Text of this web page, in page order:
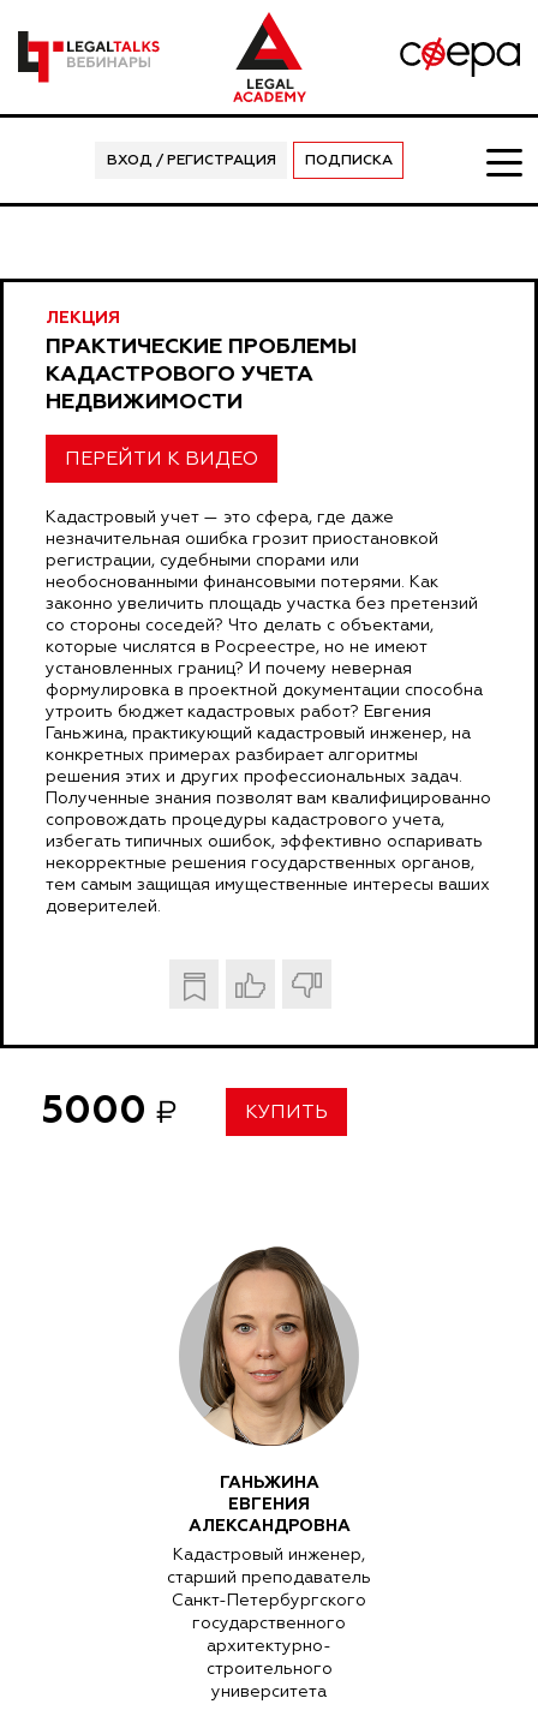
ВХОД / РЕГИСТРАЦИЯ ПОДПИСКА
ЛЕКЦИЯ
ПРАКТИЧЕСКИЕ ПРОБЛЕМЫ
КАДАСТРОВОГО УЧЕТА
НЕДВИЖИМОСТИ
ПЕРЕЙТИ К ВИДЕО
Кадастровый учет — это сфера, где даже
незначительная ошибка грозит приостановкой
регистрации, судебными спорами или
необоснованными финансовыми потерями. Как
законно увеличить площадь участка без претензий
со стороны соседей? Что делать с объектами,
которые числятся в Росреестре, но не имеют
установленных границ? И почему неверная
формулировка в проектной документации способна
утроить бюджет кадастровых работ? Евгения
Ганьжина, практикующий кадастровый инженер, на
конкретных примерах разбирает алгоритмы
решения этих и других профессиональных задач.
Полученные знания позволят вам квалифицированно
сопровождать процедуры кадастрового учета,
избегать типичных ошибок, эффективно оспаривать
некорректные решения государственных органов,
тем самым защищая имущественные интересы ваших
доверителей.
5000 ₽ КУПИТЬ
ГАНЬЖИНА
ЕВГЕНИЯ
АЛЕКСАНДРОВНА
Кадастровый инженер,
старший преподаватель
Санкт-Петербургского
государственного
архитектурно-
строительного
университета